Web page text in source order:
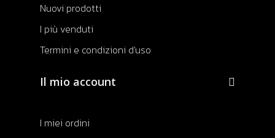
Nuovi prodotti
I più venduti
Termini e condizioni d'uso
Il mio account
I miei ordini